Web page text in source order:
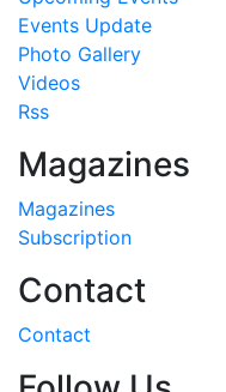
Events Update
Photo Gallery
Videos
Rss
Magazines
Magazines
Subscription
Contact
Contact